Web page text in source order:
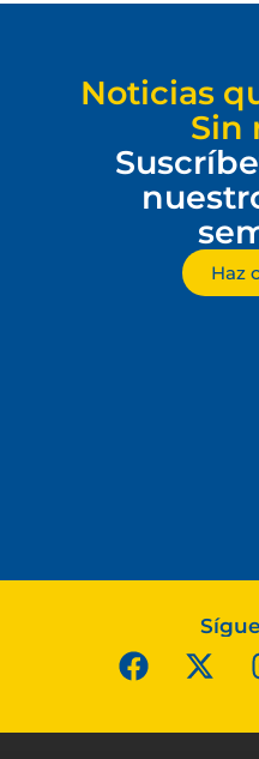
Noticias
Sin
Haz